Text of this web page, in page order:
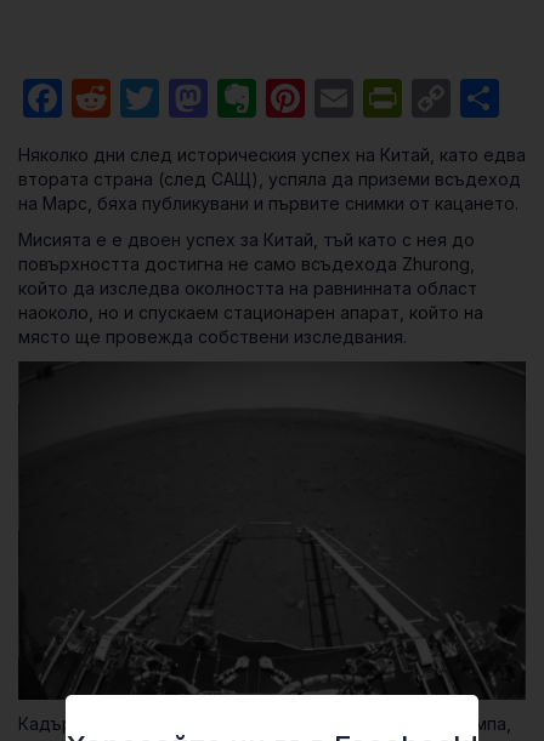
Facebook
RedditTwitter
Mastodon
Evernote
Pinterest
Email
Няколко дни след историческия успех на Китай, като едва
втората страна (след САЩ), успяла да приземи всъдеход
на Марс, бяха публикувани и първите снимки от кацането.
Мисията е е двоен успех за Китай, тъй като с нея до
повърхността достигна не само всъдехода Zhurong,
който да изследва околността на равнинната област
наоколо, но и спускаем стационарен апарат, който на
място ще провежда собствени изследвания.
Кадър от спускаемия апарат, показващ разгъната рампа,